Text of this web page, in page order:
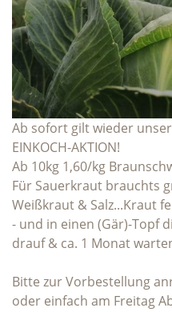
Ab sofort gilt wieder
EINKOCH-AKTION!
Ab 10kg 1,60/kg
Für Sauerkraut brauchts
Weißkraut & Salz...Kraut
- und in einen (Gär)-Topf
drauf & ca. 1 Monat
Bitte zur Vorbestellung
oder einfach am Freitag